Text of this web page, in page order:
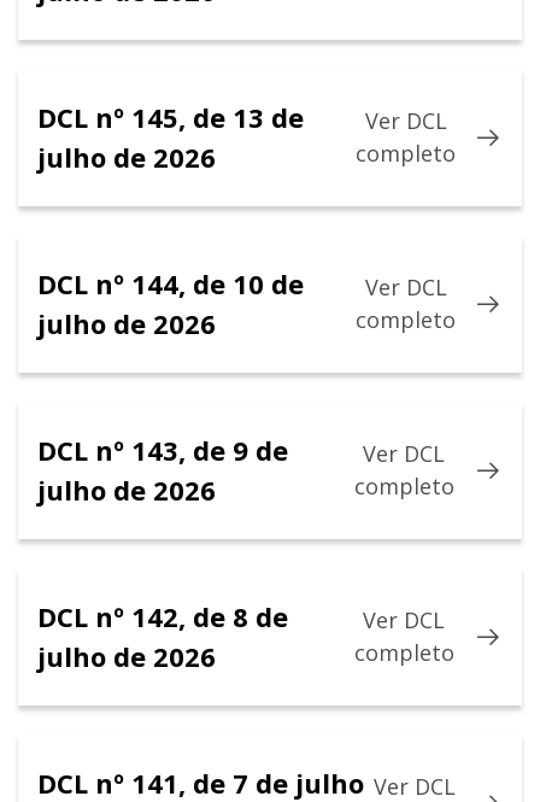
DCL nº 145, de 13 de
julho de 2026
Ver DCL
completo
DCL nº 144, de 10 de
julho de 2026
Ver DCL
completo
DCL nº 143, de 9 de
julho de 2026
Ver DCL
completo
DCL nº 142, de 8 de
julho de 2026
Ver DCL
completo
DCL nº 141, de 7 de julho Ver DCL